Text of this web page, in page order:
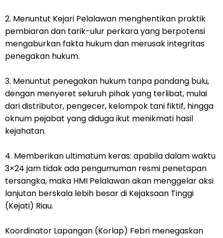
2. Menuntut Kejari Pelalawan menghentikan praktik
pembiaran dan tarik-ulur perkara yang berpotensi
mengaburkan fakta hukum dan merusak integritas
penegakan hukum.
3. Menuntut penegakan hukum tanpa pandang bulu,
dengan menyeret seluruh pihak yang terlibat, mulai
dari distributor, pengecer, kelompok tani fiktif, hingga
oknum pejabat yang diduga ikut menikmati hasil
kejahatan.
4. Memberikan ultimatum keras: apabila dalam waktu
3×24 jam tidak ada pengumuman resmi penetapan
tersangka, maka HMI Pelalawan akan menggelar aksi
lanjutan berskala lebih besar di Kejaksaan Tinggi
(Kejati) Riau.
Koordinator Lapangan (Korlap) Febri menegaskan